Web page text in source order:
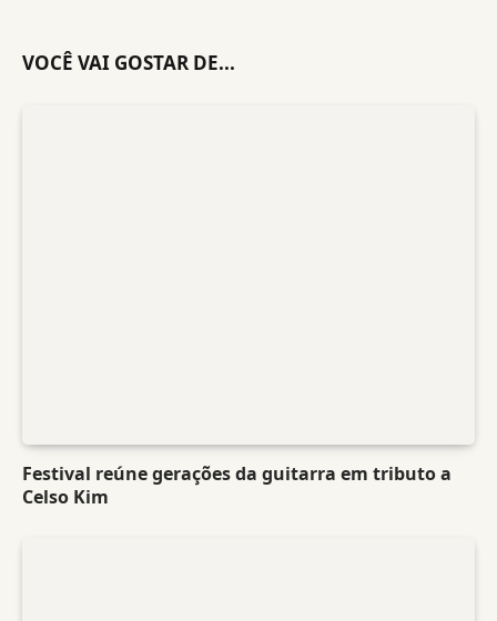
VOCÊ VAI GOSTAR DE...
Festival reúne gerações da guitarra em tributo a
Celso Kim